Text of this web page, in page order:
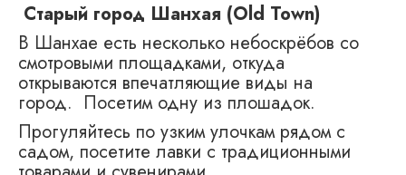
Старый город Шанхая (Old Town)
В Шанхае есть несколько небоскрёбов со
смотровыми площадками, откуда
открываются впечатляющие виды на
город. Посетим одну из плошадок.
Прогуляйтесь по узким улочкам рядом с
садом, посетите лавки с традиционными